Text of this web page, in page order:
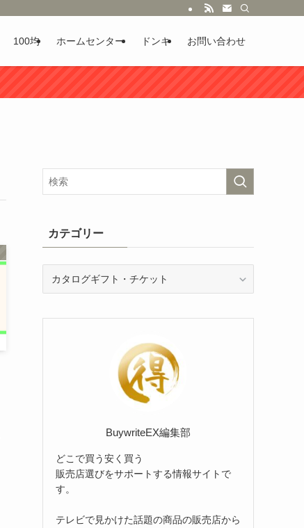
100均 ホームセンター ドンキ お問い合わせ
カテゴリー
リ
BuywriteEX編集部
どこで買う安く買う
販売店選びをサポートする情報サイトで
す。
テレビで見かけた話題の商品の販売店から